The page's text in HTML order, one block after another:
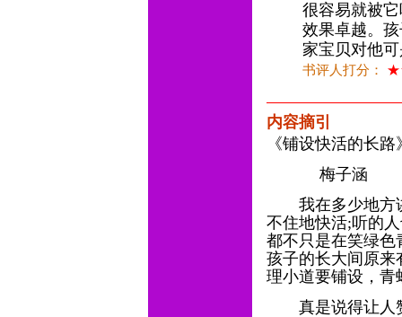
很容易就被
效果卓越。
家宝贝对他
书评人打分：
内容摘引
《铺设快活的长路
梅子涵
我在多少地方讲
不住地快活;听的
都不只是在笑绿色
孩子的长大间原来
理小道要铺设，青
真是说得让人